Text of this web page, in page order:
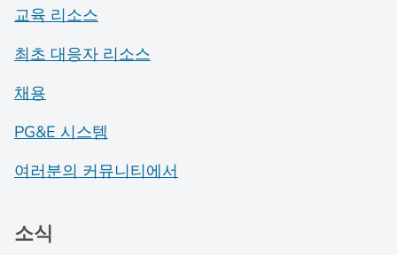
교육 리소스
최초 대응자 리소스
채용
PG&E 시스템
여러분의 커뮤니티에서
소식